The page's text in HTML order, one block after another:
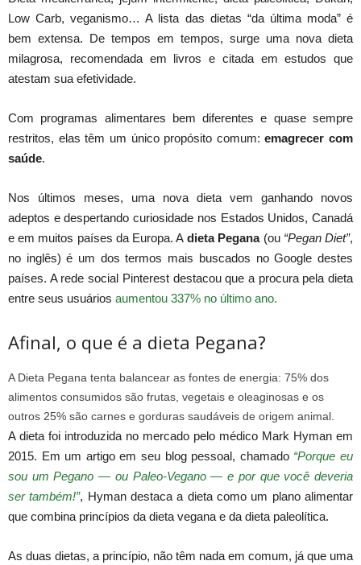
Low Carb, veganismo… A lista das dietas “da última moda” é
bem extensa. De tempos em tempos, surge uma nova dieta
milagrosa, recomendada em livros e citada em estudos que
atestam sua efetividade.
Com programas alimentares bem diferentes e quase sempre
restritos, elas têm um único propósito comum:emagrecer com
saúde.
Nos últimos meses, uma nova dieta vem ganhando novos
adeptos e despertando curiosidade nos Estados Unidos, Canadá
e em muitos países da Europa. Adieta Pegana(ou “Pegan Diet”,
no inglês) é um dos termos mais buscados no Google destes
países. A rede social Pinterest destacou que a procura pela dieta
entre seus usuários aumentou 337% no último ano.
Afinal, o que é a dieta Pegana?
A Dieta Pegana tenta balancear as fontes de energia: 75% dos
alimentos consumidos são frutas, vegetais e oleaginosas e os
outros 25% são carnes e gorduras saudáveis de origem animal.
A dieta foi introduzida no mercado pelo médico Mark Hyman em
2015. Em um artigo em seu blog pessoal, chamado “Porque eu
sou um Pegano ― ou Paleo-Vegano ― e por que você deveria
ser também!”, Hyman destaca a dieta como um plano alimentar
que combina princípios da dieta vegana e da dieta paleolítica.
As duas dietas, a princípio, não têm nada em comum, já que uma